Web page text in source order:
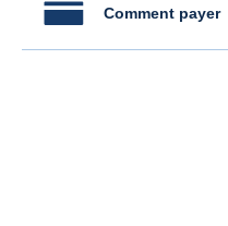
Comment payer